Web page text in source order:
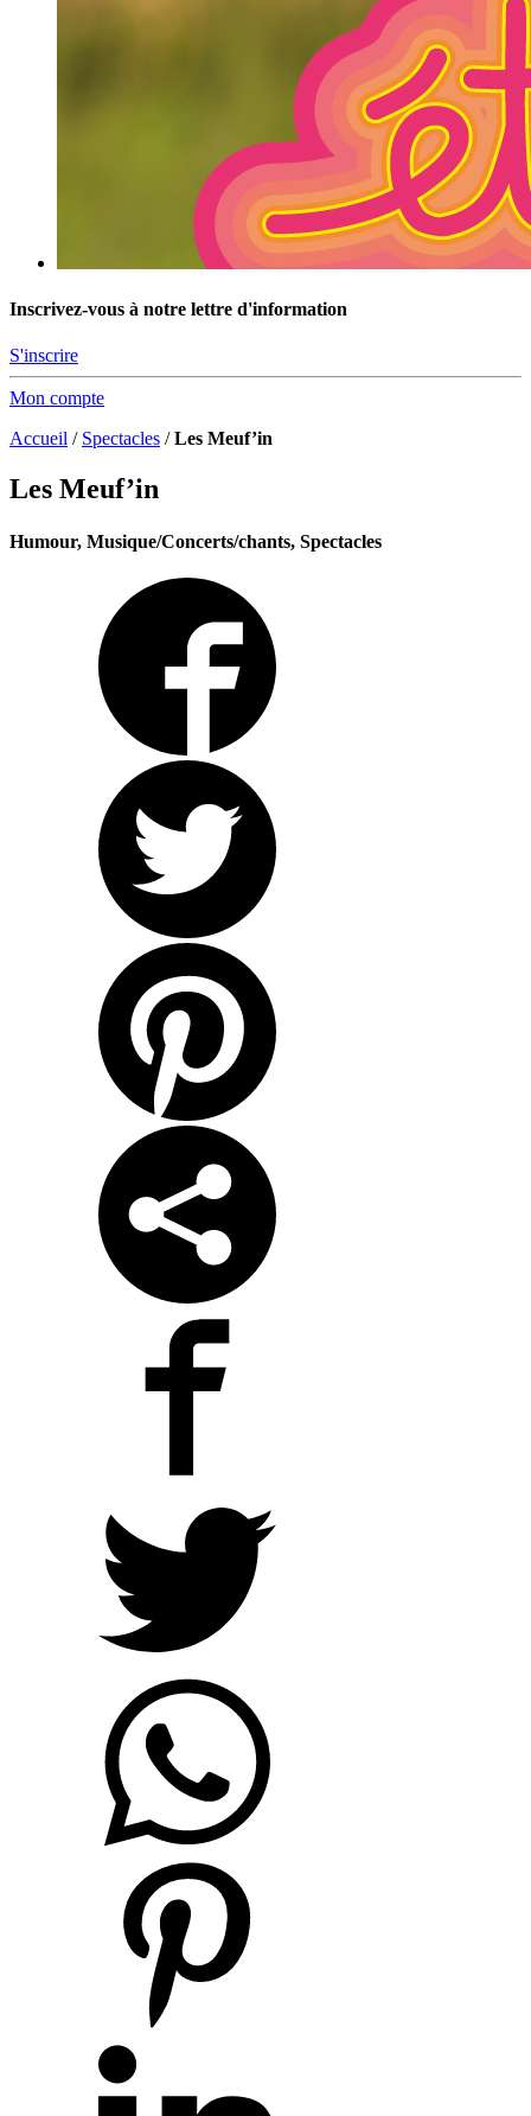
Inscrivez-vous à notre lettre d'information
S'inscrire
Mon compte
Accueil / Spectacles /Les Meuf’in
Les Meuf’in
Humour, Musique/Concerts/chants, Spectacles